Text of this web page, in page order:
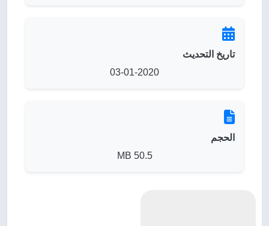
تاريخ التحديث
03-01-2020
الحجم
50.5 MB